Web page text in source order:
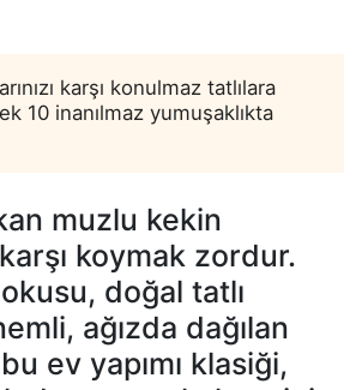
karşı konulmaz tatlılara
10 inanılmaz yumuşaklıkta
muzlu kekin
koymak zordur.
doğal tatlı
ağızda dağılan
ev yapımı klasiği,